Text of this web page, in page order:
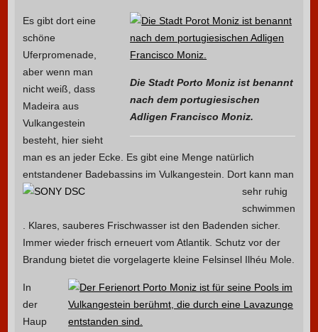
Die Stadt Porto Moniz ist benannt
nach dem portugiesischen
Adligen Francisco Moniz.
Es gibt dort eine
schöne
Uferpromenade,
aber wenn man
nicht weiß, dass
Madeira aus
Vulkangestein
besteht, hier sieht
man es an jeder Ecke. Es gibt eine Menge natürlich
entstandener Badebassins im Vulkangestein. Dort kann man
sehr ruhig
schwimmen
. Klares, sauberes Frischwasser ist den Badenden sicher.
Immer wieder frisch erneuert vom Atlantik. Schutz vor der
Brandung bietet die vorgelagerte kleine Felsinsel Ilhéu Mole.
In
der
Haup